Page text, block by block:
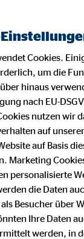
du
im
Cookies.
um die
hinaus
nach EU-
nutzen wir
auf
auf Basis
Marketing
personalisierte
die Daten
Besucher über
Ihre Daten
werden, in